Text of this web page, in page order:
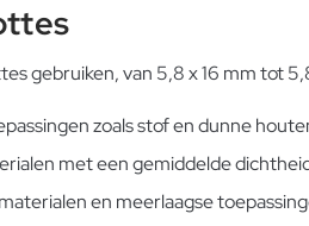
gebruiken, van 5,8 x 16 mm tot
zoals stof en dunne
met een gemiddelde
en meerlaagse